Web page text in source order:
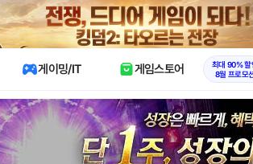
X
게이밍/IT 게임스토어
최대 90% 할
8월 프로모